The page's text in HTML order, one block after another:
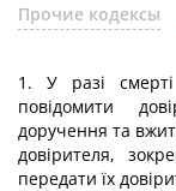
Прочие кодексы
1. У разі смерті
повідомити
доручення та
довірителя,
передати їх